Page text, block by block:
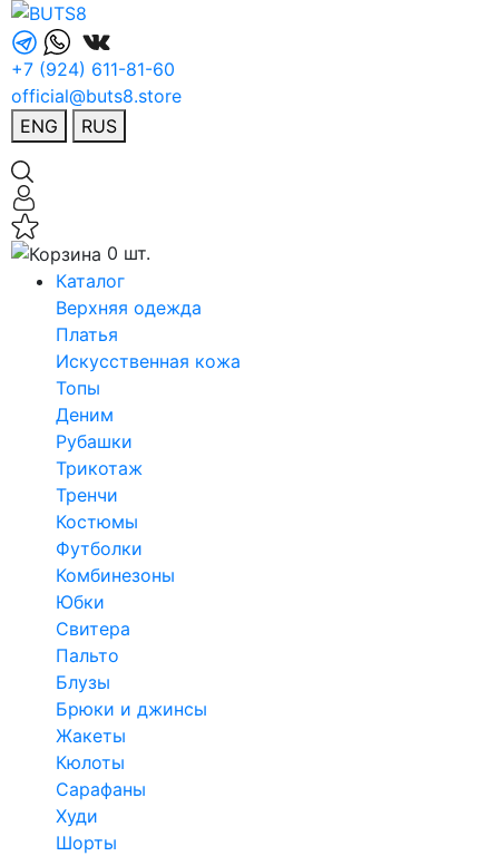
+7 (924) 611-81-60
official@buts8.store
ENG
RUS
0 шт.
Каталог
Верхняя одежда
Платья
Искусственная кожа
Топы
Деним
Рубашки
Трикотаж
Тренчи
Костюмы
Футболки
Комбинезоны
Юбки
Свитера
Пальто
Блузы
Брюки и джинсы
Жакеты
Кюлоты
Сарафаны
Худи
Шорты